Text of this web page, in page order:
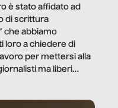
è stato affidato ad
di scrittura
che abbiamo
loro a chiedere di
per mettersi alla
ma liberi